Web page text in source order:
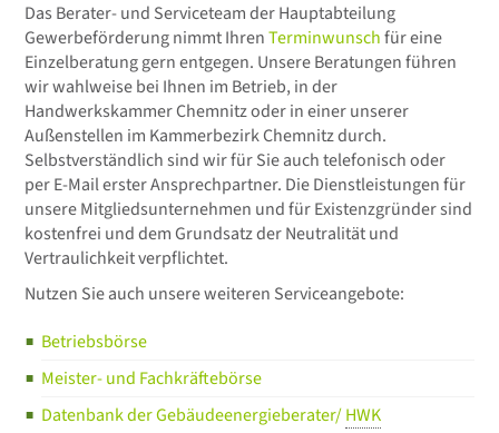
Das Berater- und Serviceteam der Hauptabteilung
Gewerbeförderung nimmt IhrenTerminwunschfür eine
Einzelberatung gern entgegen. Unsere Beratungen führen
wir wahlweise bei Ihnen im Betrieb, in der
Handwerkskammer Chemnitz oder in einer unserer
Außenstellen im Kammerbezirk Chemnitz durch.
Selbstverständlich sind wir für Sie auch telefonisch oder
per E-Mail erster Ansprechpartner. Die Dienstleistungen für
unsere Mitgliedsunternehmen und für Existenzgründer sind
kostenfrei und dem Grundsatz der Neutralität und
Vertraulichkeit verpflichtet.
Nutzen Sie auch unsere weiteren Serviceangebote:
Betriebsbörse
Meister- und Fachkräftebörse
Datenbank der Gebäudeenergieberater/HWK